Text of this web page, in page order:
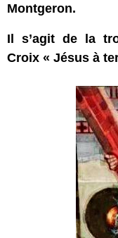
Montgeron.
Il s’agit de la
Croix « Jésus à